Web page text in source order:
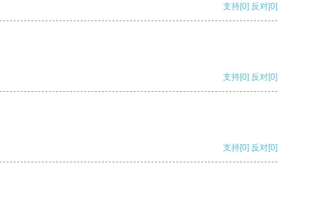
支持[0] 反对[0]
支持[0] 反对[0]
支持[0] 反对[0]